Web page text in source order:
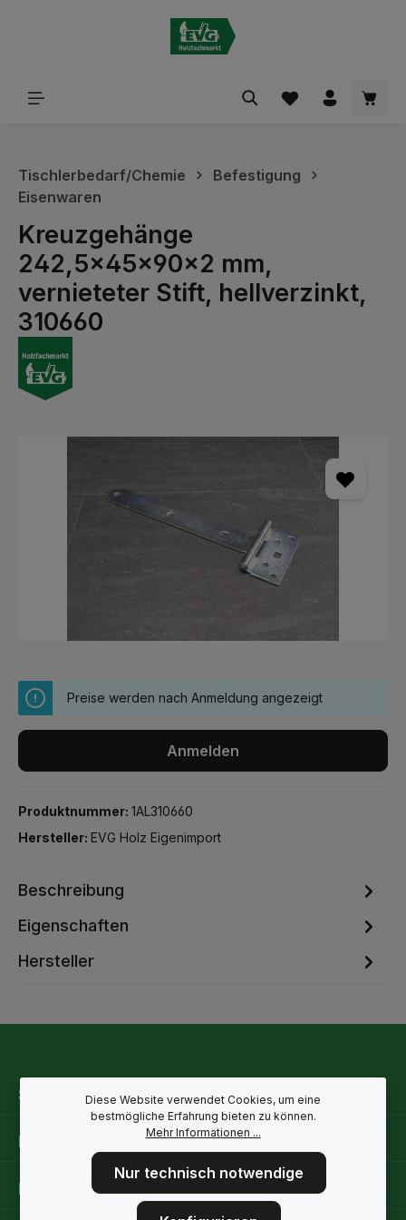
Tischlerbedarf/Chemie
Befestigung
Eisenwaren
Kreuzgehänge
242,5x45x90x2 mm,
vernieteter Stift, hellverzinkt,
310660
Preise werden nach Anmeldung angezeigt
Anmelden
Produktnummer: 1AL310660
Hersteller: EVG Holz Eigenimport
Beschreibung
Eigenschaften
Hersteller
Service-Hotline
Rechtliche Hinweise
Informationen
Diese Website verwendet Cookies, um eine
bestmögliche Erfahrung bieten zu können.
Mehr Informationen ...
Nur technisch notwendige